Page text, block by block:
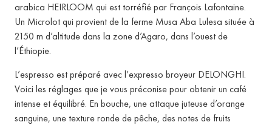
arabica HEIRLOOM qui est torréfié par François Lafontaine.
Un Microlot qui provient de la ferme Musa Aba Lulesa située à
2150 m d’altitude dans la zone d’Agaro, dans l’ouest de
l’Éthiopie.
L’espresso est préparé avec l’expresso broyeur DELONGHI.
Voici les réglages que je vous préconise pour obtenir un café
intense et équilibré. En bouche, une attaque juteuse d’orange
sanguine, une texture ronde de pêche, des notes de fruits